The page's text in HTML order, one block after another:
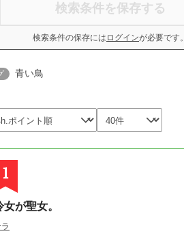
検索条件を保存する
検索条件の保存には ログインが必要です。
青い鳥
1
女が聖女。